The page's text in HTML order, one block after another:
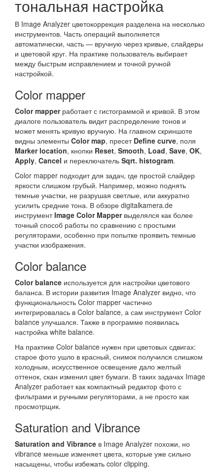
тональная настройка
В Image Analyzer цветокоррекция разделена на несколько
инструментов. Часть операций выполняется
автоматически, часть — вручную через кривые, слайдеры
и цветовой круг. На практике пользователь выбирает
между быстрым исправлением и точной ручной
настройкой.
Color mapper
Color mapperработает с гистограммой и кривой. В этом
диалоге пользователь видит распределение тонов и
может менять кривую вручную. На главном скриншоте
видны элементы Color map, пресет Define curve, поля
Marker location, кнопки Reset, Smooth, Load, Save, OK,
Apply, Cancel и переключатель Sqrt. histogram.
Color mapper подходит для задач, где простой слайдер
яркости слишком грубый. Например, можно поднять
темные участки, не разрушая светлые, или аккуратно
усилить средние тона. В обзоре digitalkamera.de
инструментImage Color Mapperвыделялся как более
точный способ работы по сравнению с простыми
регуляторами, особенно при попытке проявить темные
участки изображения.
Color balance
Color balance используется для настройки цветового
баланса. В истории развития Image Analyzer видно, что
функциональность Color mapper частично
интегрировалась в Color balance, а сам инструмент Color
balance улучшался. Также в программе появилась
настройка white balance.
На практике Color balance нужен при цветовых сдвигах:
старое фото ушло в красный, снимок получился слишком
холодным, искусственное освещение дало желтый
оттенок, скан изменил цвет бумаги. В таких задачах Image
Analyzer работает как компактный редактор фото с
фильтрами и ручными регуляторами, а не просто как
просмотрщик.
Saturation and Vibrance
Saturation and Vibrance в Image Analyzer похожи, но
vibrance меньше изменяет цвета, которые уже сильно
насыщены, чтобы избежать color clipping.